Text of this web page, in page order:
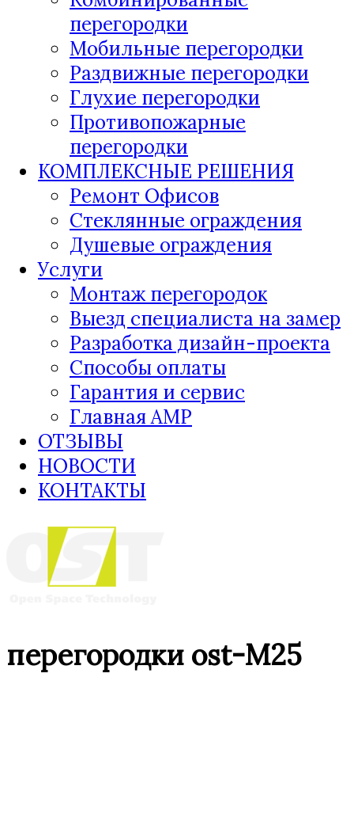
перегородки
Мобильные перегородки
Раздвижные перегородки
Глухие перегородки
Противопожарные
перегородки
КОМПЛЕКСНЫЕ РЕШЕНИЯ
Ремонт Офисов
Стеклянные ограждения
Душевые ограждения
Услуги
Монтаж перегородок
Выезд специалиста на замер
Разработка дизайн-проекта
Способы оплаты
Гарантия и сервис
Главная AMP
ОТЗЫВЫ
НОВОСТИ
КОНТАКТЫ
перегородки ost-M25